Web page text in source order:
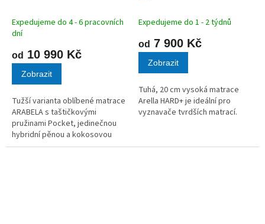
Expedujeme do 4 - 6 pracovních
dní
od 10 990 Kč
Zobrazit
Tužší varianta oblíbené matrace
ARABELA s taštičkovými
pružinami Pocket, jedinečnou
hybridní pěnou a kokosovou
deskou na obou stranách.
Expedujeme do 1 - 2 týdnů
od 7 900 Kč
Zobrazit
Tuhá, 20 cm vysoká matrace
Arella HARD+ je ideální pro
vyznavače tvrdších matrací.